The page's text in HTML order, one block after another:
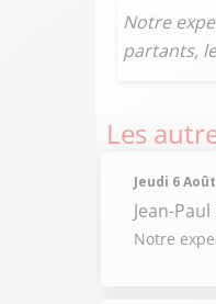
Notre
partants,
Les
Jeudi 6
Jean-
Notre